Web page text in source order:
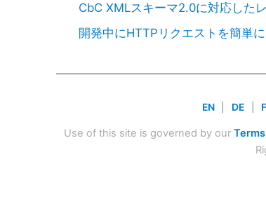
CbC XMLスキーマ2.0に対応した
開発中にHTTPリクエストを簡単
EN DE
Use of this site is governed by our